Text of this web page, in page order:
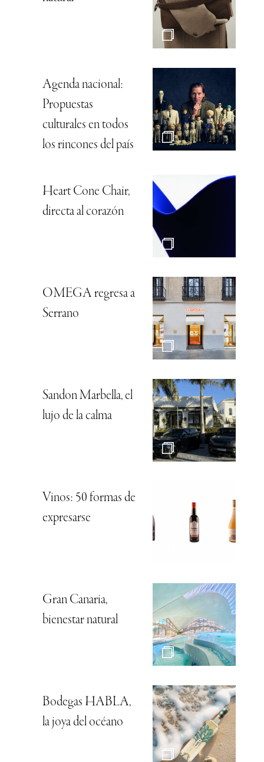
Agenda nacional:
Propuestas
culturales en todos
los rincones del país
Heart Cone Chair,
directa al corazón
OMEGA regresa a
Serrano
Sandon Marbella, el
lujo de la calma
Vinos: 50 formas de
expresarse
Gran Canaria,
bienestar natural
Bodegas HABLA,
la joya del océano